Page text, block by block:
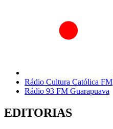
Rádio Cultura Católica FM
Rádio 93 FM Guarapuava
EDITORIAS